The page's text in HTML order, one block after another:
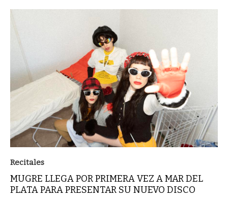
Recitales
MUGRE LLEGA POR PRIMERA VEZ A MAR DEL
PLATA PARA PRESENTAR SU NUEVO DISCO